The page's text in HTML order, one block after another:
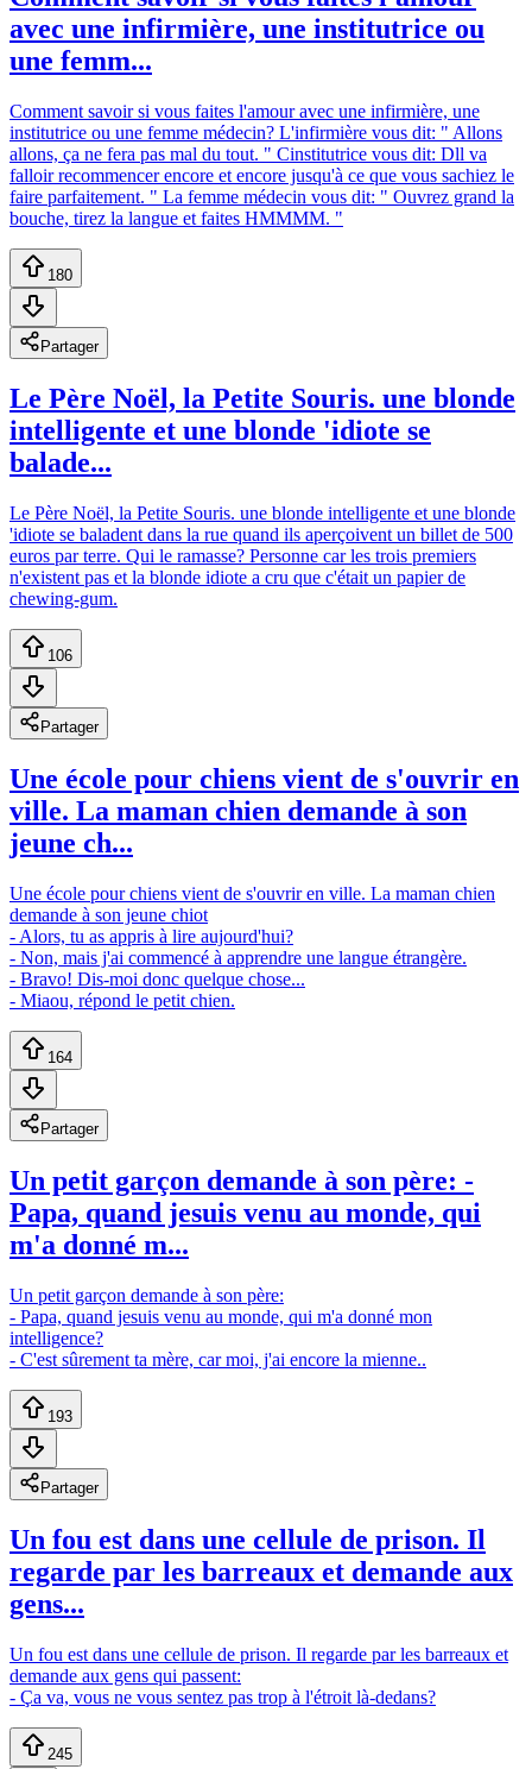
avec une infirmière, une institutrice ou
une femm...
Comment savoir si vous faites l'amour avec une infirmière, une
institutrice ou une femme médecin? L'infirmière vous dit: " Allons
allons, ça ne fera pas mal du tout. " Cinstitutrice vous dit: Dll va
falloir recommencer encore et encore jusqu'à ce que vous sachiez le
faire parfaitement. " La femme médecin vous dit: " Ouvrez grand la
bouche, tirez la langue et faites HMMMM. "
180
Partager
Le Père Noël, la Petite Souris. une blonde
intelligente et une blonde 'idiote se
balade...
Le Père Noël, la Petite Souris. une blonde intelligente et une blonde
'idiote se baladent dans la rue quand ils aperçoivent un billet de 500
euros par terre. Qui le ramasse? Personne car les trois premiers
n'existent pas et la blonde idiote a cru que c'était un papier de
chewing-gum.
106
Partager
Une école pour chiens vient de s'ouvrir en
ville. La maman chien demande à son
jeune ch...
Une école pour chiens vient de s'ouvrir en ville. La maman chien
demande à son jeune chiot
- Alors, tu as appris à lire aujourd'hui?
- Non, mais j'ai commencé à apprendre une langue étrangère.
- Bravo! Dis-moi donc quelque chose...
- Miaou, répond le petit chien.
164
Partager
Un petit garçon demande à son père: -
Papa, quand jesuis venu au monde, qui
m'a donné m...
Un petit garçon demande à son père:
- Papa, quand jesuis venu au monde, qui m'a donné mon
intelligence?
- C'est sûrement ta mère, car moi, j'ai encore la mienne..
193
Partager
Un fou est dans une cellule de prison. Il
regarde par les barreaux et demande aux
gens...
Un fou est dans une cellule de prison. Il regarde par les barreaux et
demande aux gens qui passent:
- Ça va, vous ne vous sentez pas trop à l'étroit là-dedans?
245